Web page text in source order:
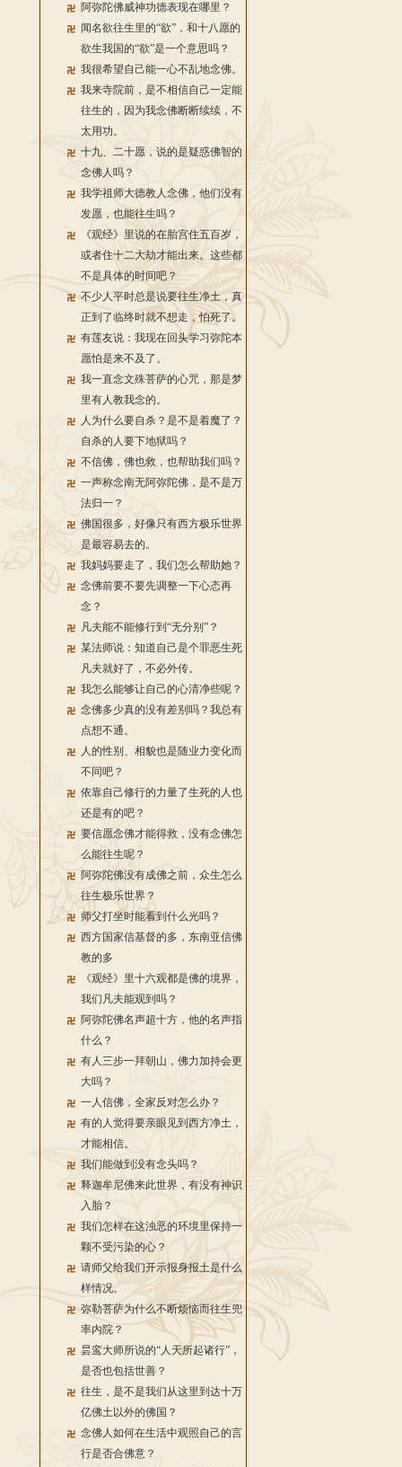
阿弥陀佛威神功德表现在哪里？
闻名欲往生里的“欲”，和十八愿的
欲生我国的“欲”是一个意思吗？
我很希望自己能一心不乱地念佛。
我来寺院前，是不相信自己一定能
往生的，因为我念佛断断续续，不
太用功。
十九、二十愿，说的是疑惑佛智的
念佛人吗？
我学祖师大德教人念佛，他们没有
发愿，也能往生吗？
《观经》里说的在胎宫住五百岁，
或者住十二大劫才能出来。这些都
不是具体的时间吧？
不少人平时总是说要往生净土，真
正到了临终时就不想走，怕死了。
有莲友说：我现在回头学习弥陀本
愿怕是来不及了。
我一直念文殊菩萨的心咒，那是梦
里有人教我念的。
人为什么要自杀？是不是着魔了？
自杀的人要下地狱吗？
不信佛，佛也救，也帮助我们吗？
一声称念南无阿弥陀佛，是不是万
法归一？
佛国很多，好像只有西方极乐世界
是最容易去的。
我妈妈要走了，我们怎么帮助她？
念佛前要不要先调整一下心态再
念？
凡夫能不能修行到“无分别”？
某法师说：知道自己是个罪恶生死
凡夫就好了，不必外传。
我怎么能够让自己的心清净些呢？
念佛多少真的没有差别吗？我总有
点想不通。
人的性别、相貌也是随业力变化而
不同吧？
依靠自己修行的力量了生死的人也
还是有的吧？
要信愿念佛才能得救，没有念佛怎
么能往生呢？
阿弥陀佛没有成佛之前，众生怎么
往生极乐世界？
师父打坐时能看到什么光吗？
西方国家信基督的多，东南亚信佛
教的多
《观经》里十六观都是佛的境界，
我们凡夫能观到吗？
阿弥陀佛名声超十方，他的名声指
什么？
有人三步一拜朝山，佛力加持会更
大吗？
一人信佛，全家反对怎么办？
有的人觉得要亲眼见到西方净土，
才能相信。
我们能做到没有念头吗？
释迦牟尼佛来此世界，有没有神识
入胎？
我们怎样在这浊恶的环境里保持一
颗不受污染的心？
请师父给我们开示报身报土是什么
样情况。
弥勒菩萨为什么不断烦恼而往生兜
率内院？
昙鸾大师所说的“人天所起诸行”，
是否也包括世善？
往生，是不是我们从这里到达十万
亿佛土以外的佛国？
念佛人如何在生活中观照自己的言
行是否合佛意？